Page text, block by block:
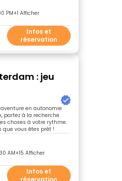
PM+1 Afficher
Infos et
réservation
: jeu
en autonomie
partez à la recherche
choses à votre rythme.
que vous êtes prêt !
AM+15 Afficher
Infos et
réservation